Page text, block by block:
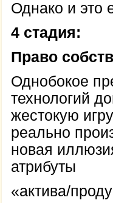
Однако и это
4 стадия:
Право
Однобокое
технологий
жестокую
реально
новая
атрибуты
«актива/